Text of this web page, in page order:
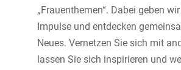
„Frauenthemen“. Dabei geben
Impulse und entdecken
Neues. Vernetzen Sie sich mit
lassen Sie sich inspirieren und